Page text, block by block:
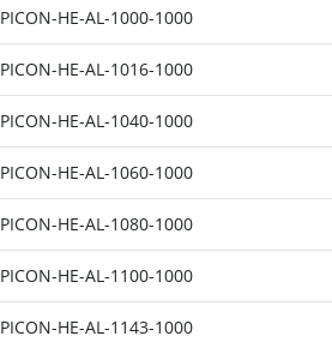
PICON-HE-AL-1000-1000
PICON-HE-AL-1016-1000
PICON-HE-AL-1040-1000
PICON-HE-AL-1060-1000
PICON-HE-AL-1080-1000
PICON-HE-AL-1100-1000
PICON-HE-AL-1143-1000